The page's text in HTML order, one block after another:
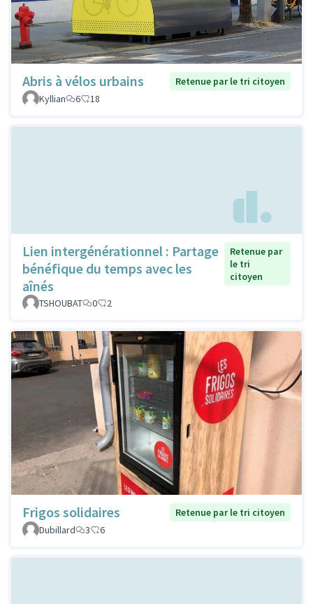
Abris à vélos urbains
Retenue par le tri citoyen
Kyllian
6 18
Lien intergénérationnel : Partage
bénéfique du temps avec les
aînés
Retenue par
le tri
citoyen
TSHOUBAT 0 2
Frigos solidaires
Retenue par le tri citoyen
Dubillard
3 6